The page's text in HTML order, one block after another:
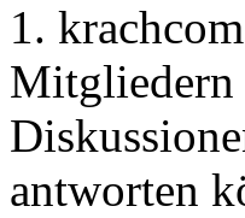
1.
Mitgliedern
antworten